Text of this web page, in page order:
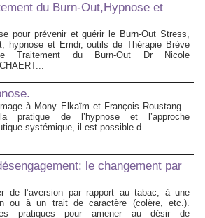
du Burn-Out,Hypnose et
pour prévenir et guérir le Burn-Out Stress,
hypnose et Emdr, outils de Thérapie Brève
Traitement du Burn-Out Dr Nicole
à Mony Elkaïm et François Roustang...
pratique de l’hypnose et l’approche
systémique, il est possible d...
le changement par
de l’aversion par rapport au tabac, à une
ou à un trait de caractère (colère, etc.).
pratiques pour amener au désir de